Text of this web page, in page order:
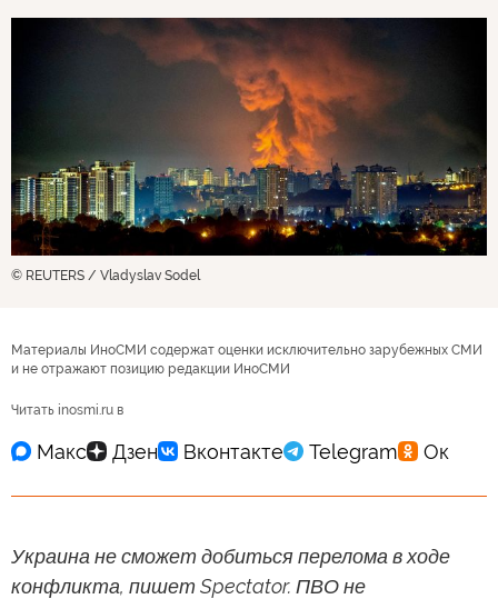
© REUTERS / Vladyslav Sodel
Материалы ИноСМИ содержат оценки исключительно зарубежных СМИ
и не отражают позицию редакции ИноСМИ
Читать inosmi.ru в
Украина не сможет добиться перелома в ходе
конфликта, пишет Spectator. ПВО не